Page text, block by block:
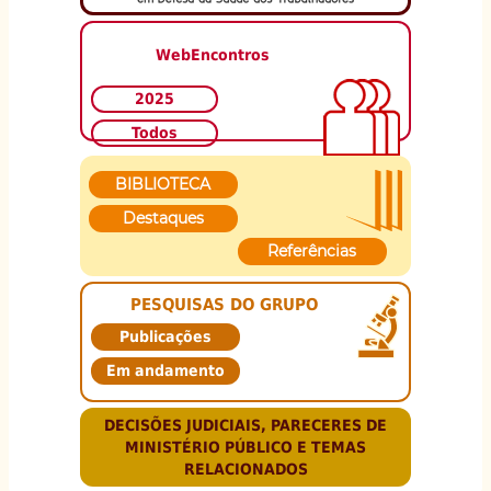
WebEncontros
2025
Todos
BIBLIOTECA
Destaques
Referências
PESQUISAS DO GRUPO
Publicações
Em andamento
DECISÕES JUDICIAIS, PARECERES DE
MINISTÉRIO PÚBLICO E TEMAS
RELACIONADOS